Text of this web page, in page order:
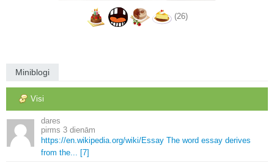
(26)
Miniblogi
Visi
dares
3 dienām
https://en.wikipedia.org/wiki/Essay The word essay derives
from the... [7]